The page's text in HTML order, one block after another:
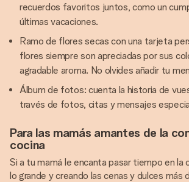
recuerdos favoritos juntos, como un
últimas vacaciones.
Ramo de flores secas con una tarjeta
flores siempre son apreciadas por sus
agradable aroma. No olvides añadir tu
Álbum de fotos: cuenta la historia de
través de fotos, citas y mensajes
Para las mamás amantes de la
cocina
Si a tu mamá le encanta pasar tiempo en la
lo grande y creando las cenas y dulces más